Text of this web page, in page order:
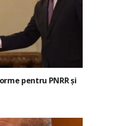
pentru PNRR și